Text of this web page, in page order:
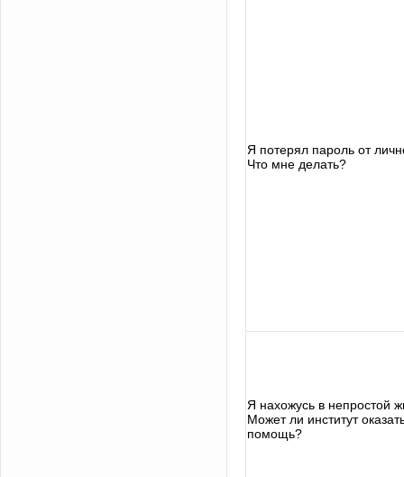
Я потерял пароль от
Что мне делать?
Я нахожусь в непростой
Может ли институт
помощь?